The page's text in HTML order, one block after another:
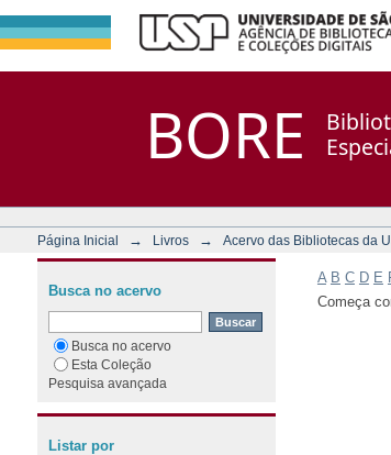
BORE
Página Inicial → Livros → Acervo das Bibliotecas da
A B C D E
Começa
Busca no acervo
Busca no acervo
Esta Coleção
Pesquisa avançada
Listar por